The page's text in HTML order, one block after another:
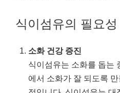
식이섬유의 필요성
소화 건강 증진
식이섬유는 소화를 돕는
에서 소화가 잘 되도록